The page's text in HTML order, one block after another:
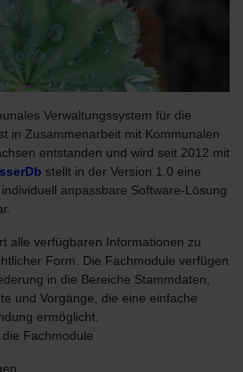
Verwaltungssystem für die
in Zusammenarbeit mit Kommunalen
entstanden und wird seit 2012 mit
stellt in der Version 1.0 eine
anpassbare Software-Lösung
alle verfügbaren Informationen zu
Form. Die Fachmodule verfügen
in die Bereiche Stammdaten,
und Vorgänge, die eine einfache
ermöglicht.
Fachmodule